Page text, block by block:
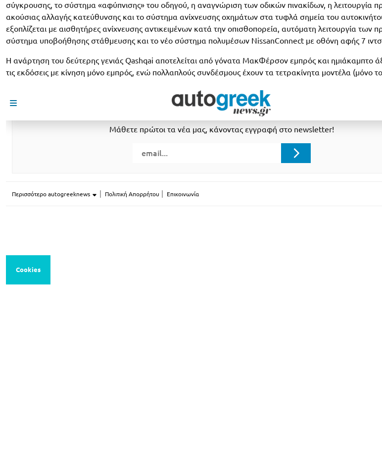
σύγκρουσης, το σύστημα «αφύπνισης» του οδηγού, η αναγνώριση των οδικών πινακίδων, η λειτουργία
ακούσιας αλλαγής κατεύθυνσης και το σύστημα ανίχνευσης οχημάτων στα τυφλά σημεία του
εξοπλίζεται με αισθητήρες ανίχνευσης αντικειμένων κατά την οπισθοπορεία, αυτόματη λειτουργία των
σύστημα υποβοήθησης στάθμευσης και το νέο σύστημα πολυμέσων NissanConnect με οθόνη αφής 7
Η ανάρτηση του δεύτερης γενιάς Qashqai αποτελείται από γόνατα ΜακΦέρσον εμπρός και ημιάκαμπτο
τις εκδόσεις με κίνηση μόνο εμπρός, ενώ πολλαπλούς συνδέσμους έχουν τα τετρακίνητα μοντέλα (μόνο